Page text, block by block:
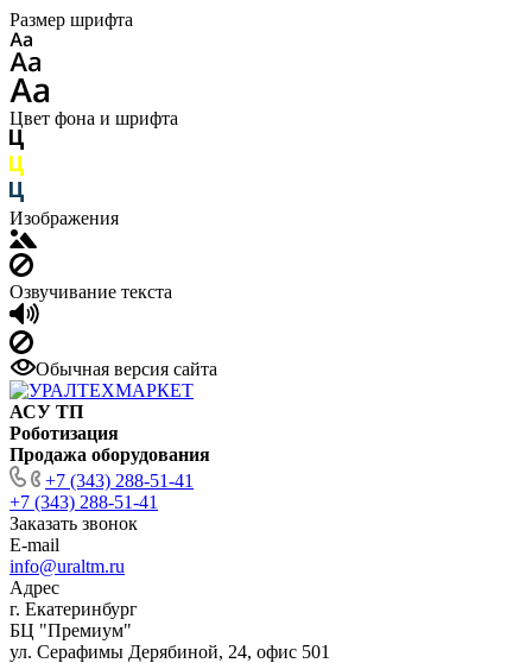
Размер шрифта
Цвет фона и шрифта
Изображения
Озвучивание текста
Обычная версия сайта
АСУ ТП
Роботизация
Продажа оборудования
+7 (343) 288-51-41
+7 (343) 288-51-41
Заказать звонок
E-mail
info@uraltm.ru
Адрес
г. Екатеринбург
БЦ "Премиум"
ул. Серафимы Дерябиной, 24, офис 501